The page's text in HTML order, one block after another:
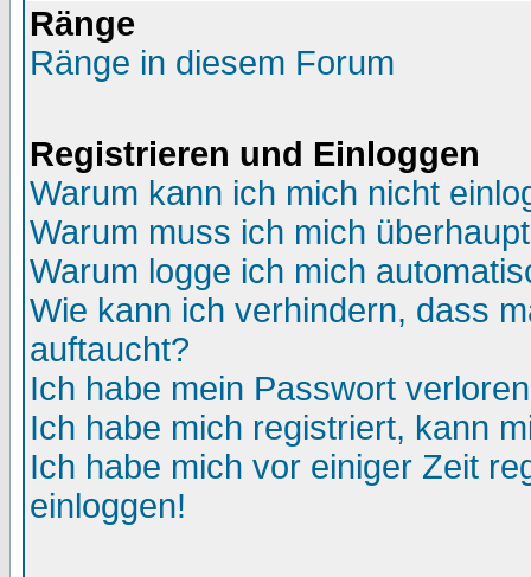
Ränge
Ränge in diesem Forum
Registrieren und Einloggen
Warum kann ich mich nicht
Warum muss ich mich
Warum logge ich mich
Wie kann ich verhindern, dass
auftaucht?
Ich habe mein Passwort
Ich habe mich registriert, kann
Ich habe mich vor einiger Zeit
einloggen!